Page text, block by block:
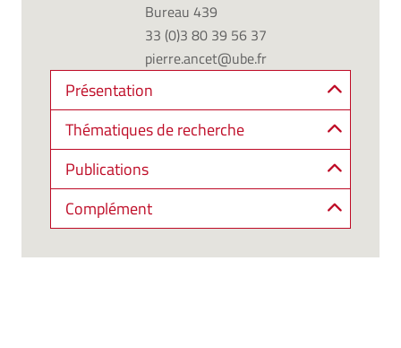
Bureau 439
33 (0)3 80 39 56 37
pierre.ancet@ube.fr
Présentation
Thématiques de recherche
Publications
Complément